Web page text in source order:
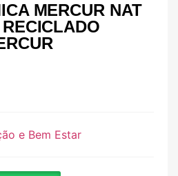
MERCUR NAT
e Bem Estar